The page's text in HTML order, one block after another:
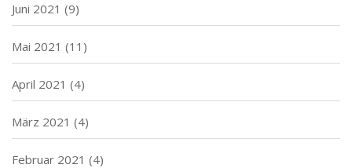
Juni 2021 (9)
Mai 2021 (11)
April 2021 (4)
März 2021 (4)
Februar 2021 (4)